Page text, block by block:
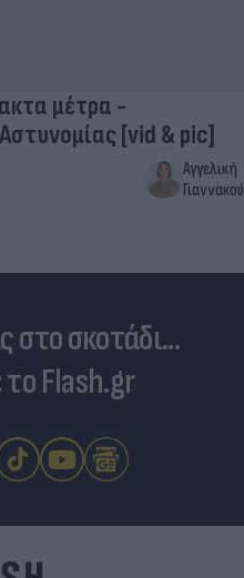
μέτρα -
[vid & pic]
Αγγελική
Γιαννακού
στο σκοτάδι...
Flash.gr